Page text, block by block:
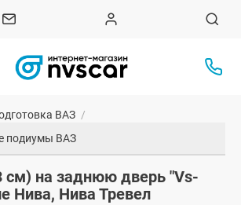
ВАЗ /
подиумы ВАЗ
на заднюю дверь "Vs-
Нива, Нива Тревел